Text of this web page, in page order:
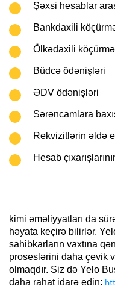
Şəxsi hesablar
Bankdaxili
Ölkədaxili
Büdcə ödənişləri
ƏDV ödənişləri
Sərəncamlara
Rekvizitlərin əldə
Hesab
kimi əməliyyatları da
həyata keçirə bilirlər.
sahibkarların vaxtına
proseslərini daha çevik
olmaqdır. Siz də Yelo
daha rahat idarə edin: